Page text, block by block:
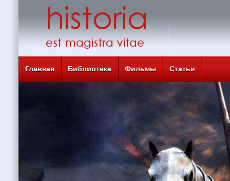
Главная Библиотека Фильмы Статьи